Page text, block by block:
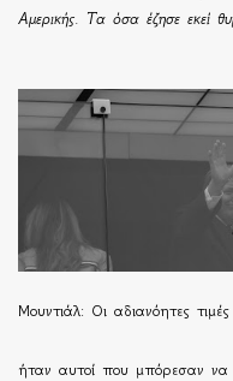
Αμερικής. Τα όσα έζησε εκεί
Μουντιάλ: Οι αδιανόητες
ήταν αυτοί που μπόρεσαν